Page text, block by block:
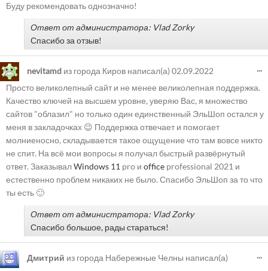
Буду рекомендовать однозначно!
Ответ от администратора: Vlad Zorky
Спасибо за отзыв!
nevitamd из города Киров написал(а) 02.09.2022
Просто великолепный сайт и не менее великолепная поддержка.
Качество ключей на высшем уровне, уверяю Вас, я множество
сайтов "облазил" но только один единственный ЭльШоп остался у
меня в закладочках 😉 Поддержка отвечает и помогает
молниеносно, складывается такое ощущение что там вовсе никто
не спит. На всё мои вопросы я получал быстрый развёрнутый
ответ. ЗаказывалWindows 11 pro и office professional 2021 и
естественно проблем никаких не было. Спасибо ЭльШоп за то что
ты есть 🙂
Ответ от администратора: Vlad Zorky
Спасибо большое, рады стараться!
...
Дмитрий из города Набережные Челны написал(а)
...